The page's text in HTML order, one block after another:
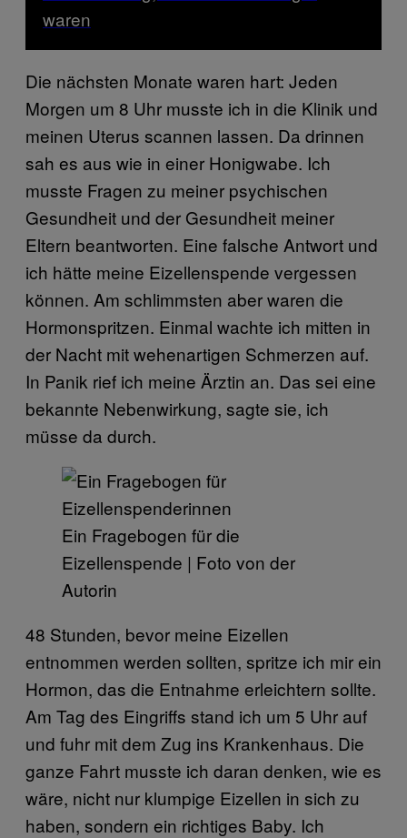
waren
Die nächsten Monate waren hart: Jeden
Morgen um 8 Uhr musste ich in die Klinik und
meinen Uterus scannen lassen. Da drinnen
sah es aus wie in einer Honigwabe. Ich
musste Fragen zu meiner psychischen
Gesundheit und der Gesundheit meiner
Eltern beantworten. Eine falsche Antwort und
ich hätte meine Eizellenspende vergessen
können. Am schlimmsten aber waren die
Hormonspritzen. Einmal wachte ich mitten in
der Nacht mit wehenartigen Schmerzen auf.
In Panik rief ich meine Ärztin an. Das sei eine
bekannte Nebenwirkung, sagte sie, ich
müsse da durch.
Ein Fragebogen für die
Eizellenspende | Foto von der
Autorin
48 Stunden, bevor meine Eizellen
entnommen werden sollten, spritze ich mir ein
Hormon, das die Entnahme erleichtern sollte.
Am Tag des Eingriffs stand ich um 5 Uhr auf
und fuhr mit dem Zug ins Krankenhaus. Die
ganze Fahrt musste ich daran denken, wie es
wäre, nicht nur klumpige Eizellen in sich zu
haben, sondern ein richtiges Baby. Ich